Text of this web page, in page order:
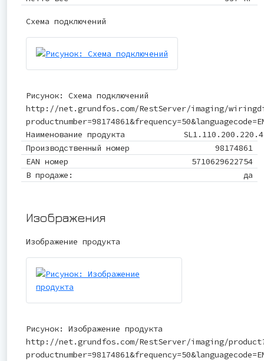
Схема подключений
Рисунок: Схема подключений
http://net.grundfos.com/RestServer/imaging/
Наименование продукта
Производственный номер
98174861
EAN номер
5710629622754
В продаже:
да
Изображения
Изображение продукта
Рисунок: Изображение продукта
http://net.grundfos.com/RestServer/imaging/